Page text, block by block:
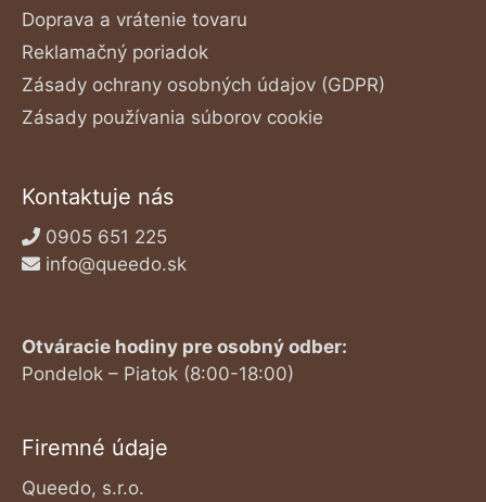
Doprava a vrátenie tovaru
Reklamačný poriadok
Zásady ochrany osobných údajov (GDPR)
Zásady používania súborov cookie
Kontaktuje nás
0905 651 225
info@queedo.sk
Otváracie hodiny pre osobný odber:
Pondelok – Piatok (8:00-18:00)
Firemné údaje
Queedo, s.r.o.